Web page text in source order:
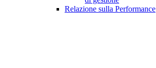
Relazione sulla Performance